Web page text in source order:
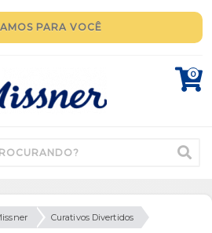
PARA VOCÊ
0
Curativos Divertidos